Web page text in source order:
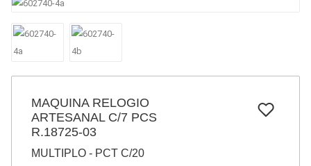
MAQUINA RELOGIO
ARTESANAL C/7 PCS
R.18725-03
MULTIPLO - PCT C/20
pincel